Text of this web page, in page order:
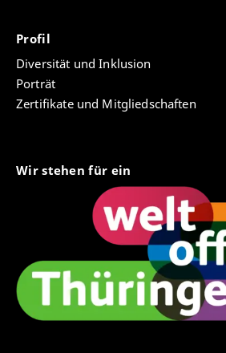
Wissenschaftlichen
Fakultäten und Fachbereichen
Gründungsservice kompetente
kostenfreie Unterstützung bei
rund um gründungsbezogenen
(inkl. Prüfung auf Machbarkeit),
und Vernetzung.
einen lehrveranstaltungsbezogene
der Gründungsservice dazu auf,
Gründungsbotschafter*in
oder als Mentor*in eines
Interne
Partner/
Profil
Diversität und Inklusion
Porträt
Zertifikate und Mitgliedschaften
Wir stehen für ein